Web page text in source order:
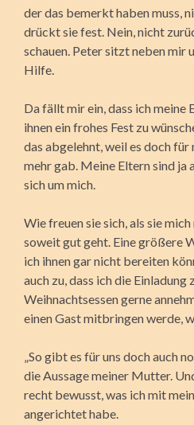
der das bemerkt haben muss,
drückt sie fest. Nein, nicht
schauen. Peter sitzt neben mir
Hilfe.
Da fällt mir ein, dass ich meine
ihnen ein frohes Fest zu
das abgelehnt, weil es doch
mehr gab. Meine Eltern sind ja
sich um mich.
Wie freuen sie sich, als sie
soweit gut geht. Eine größere
ich ihnen gar nicht bereiten
auch zu, dass ich die Einladung
Weihnachtsessen gerne
einen Gast mitbringen werde,
„So gibt es für uns doch auch
die Aussage meiner Mutter.
recht bewusst, was ich mit
angerichtet habe.